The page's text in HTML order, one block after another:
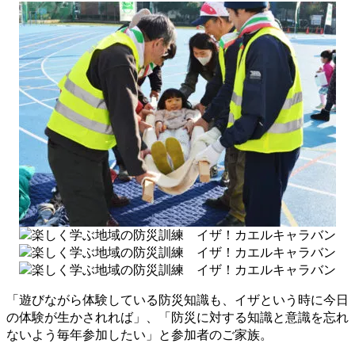
「遊びながら体験している防災知識も、イザという時に今日
の体験が生かされれば」、「防災に対する知識と意識を忘れ
ないよう毎年参加したい」と参加者のご家族。